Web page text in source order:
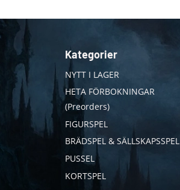
Kategorier
NYTT I LAGER
HETA FÖRBOKNINGAR
(Preorders)
FIGURSPEL
BRÄDSPEL & SÄLLSKAPSSPEL
PUSSEL
KORTSPEL